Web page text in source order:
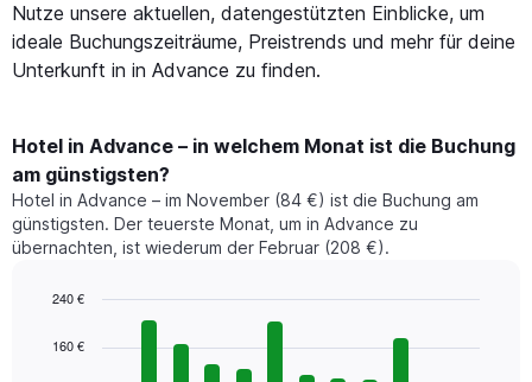
Nutze unsere aktuellen, datengestützten Einblicke, um
ideale Buchungszeiträume, Preistrends und mehr für deine
Unterkunft in in Advance zu finden.
Hotel in Advance – in welchem Monat ist die Buchung
am günstigsten?
Hotel in Advance – im November (84 €) ist die Buchung am
günstigsten. Der teuerste Monat, um in Advance zu
übernachten, ist wiederum der Februar (208 €).
chart
graphic.
160 €
240 €